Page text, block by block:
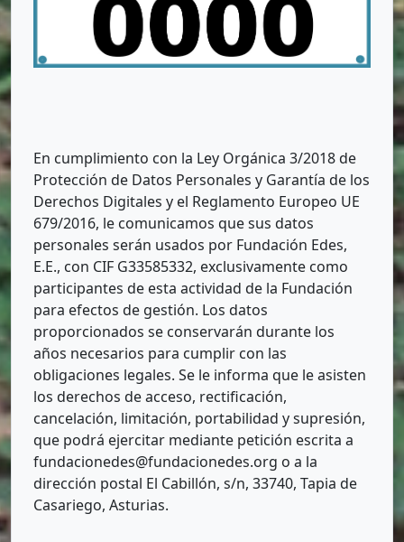
En cumplimiento con la Ley Orgánica 3/2018 de
Protección de Datos Personales y Garantía de los
Derechos Digitales y el Reglamento Europeo UE
679/2016, le comunicamos que sus datos
personales serán usados por Fundación Edes,
E.E., con CIF G33585332, exclusivamente como
participantes de esta actividad de la Fundación
para efectos de gestión. Los datos
proporcionados se conservarán durante los
años necesarios para cumplir con las
obligaciones legales. Se le informa que le asisten
los derechos de acceso, rectificación,
cancelación, limitación, portabilidad y supresión,
que podrá ejercitar mediante petición escrita a
fundacionedes@fundacionedes.org o a la
dirección postal El Cabillón, s/n, 33740, Tapia de
Casariego, Asturias.